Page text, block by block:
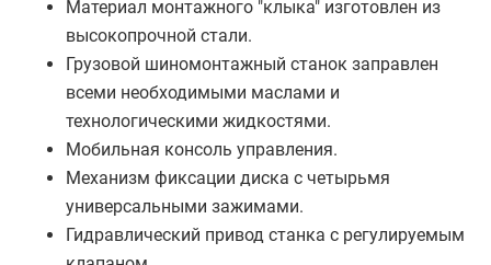
Материал монтажного "клыка" изготовлен из
высокопрочной стали.
Грузовой шиномонтажный станок заправлен
всеми необходимыми маслами и
технологическими жидкостями.
Мобильная консоль управления.
Механизм фиксации диска с четырьмя
универсальными зажимами.
Гидравлический привод станка с регулируемым